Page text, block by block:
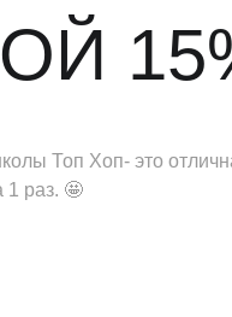
Топ Хоп- это
1 раз. 🤩